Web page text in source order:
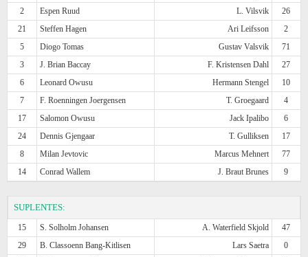
2
Espen Ruud L. Vilsvik
26
21
Steffen Hagen Ari Leifsson
2
5
Diogo Tomas Gustav Valsvik
71
3
J. Brian Baccay F. Kristensen Dahl
27
6
Leonard Owusu Hermann Stengel
10
7
F. Roenningen Joergensen T. Groegaard
4
17
Salomon Owusu Jack Ipalibo
6
24
Dennis Gjengaar T. Gulliksen
17
8
Milan Jevtovic Marcus Mehnert
77
14
Conrad Wallem J. Braut Brunes 9
SUPLENTES:
15 S. Solholm Johansen A. Waterfield Skjold
47
29
B. Classoenn Bang-Kitlisen Lars Saetra
0